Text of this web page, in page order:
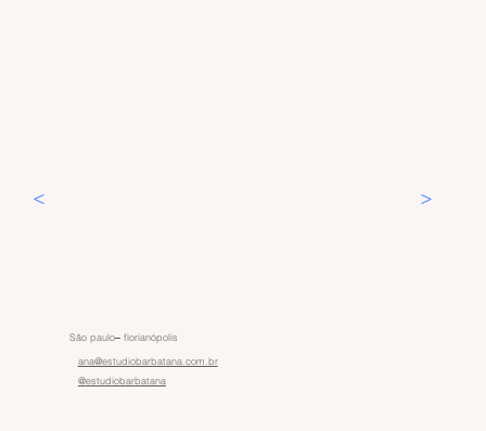
< >
São paulo– florianópolis
ana@estudiobarbatana.com.br
@estudiobarbatana